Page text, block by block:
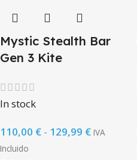
Mystic Stealth Bar
Gen 3 Kite
In stock
110,00 € - 129,99 € IVA
Incluido